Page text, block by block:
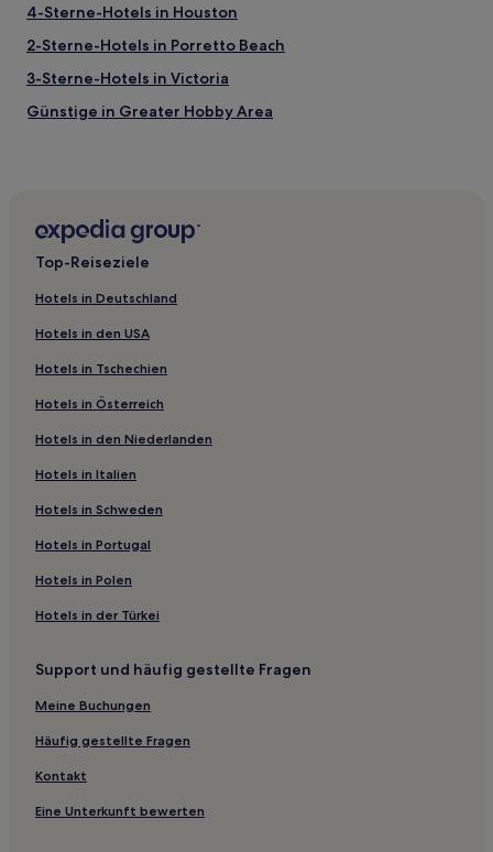
4-Sterne-Hotels in Houston
2-Sterne-Hotels in Porretto Beach
3-Sterne-Hotels in Victoria
Günstige in Greater Hobby Area
Hotels mit Parkplatz in Pearland
Günstige in Jasper
Familien in Jasper
Hotels mit Shoppingmöglichkeit nahe Sugar Land Town
Günstige in Lake Jackson
Hotels mit inbegriffenem Frühstück in Atascocita
Hotels mit Parkplatz in Hitchcock
Günstige in Südost-Texas
Günstige in Northeast Houston
Günstige in Webster
Hotels mit Fitnessbereich in Webster
Günstige in Nacogdoches
Günstige in Brazos Valley
Hotels mit inbegriffenem Frühstück in Baytown
Strand in Texas Gulf Coast
Familien in Texas Gulf Coast
Top-Reiseziele
Hotels in Deutschland
Hotels in den USA
Hotels in Tschechien
Hotels in Österreich
Hotels in den Niederlanden
Hotels in Italien
Hotels in Schweden
Hotels in Portugal
Hotels in Polen
Hotels in der Türkei
Support und häufig gestellte Fragen
Meine Buchungen
Häufig gestellte Fragen
Kontakt
Eine Unterkunft bewerten